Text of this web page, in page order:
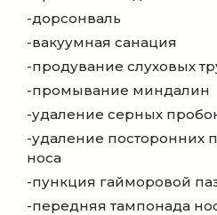
-дорсонваль
-вакуумная санация
-продувание слуховых
-промывание миндалин
-удаление серных
-удаление посторонних
носа
-пункция гайморовой
-передняя тампонада